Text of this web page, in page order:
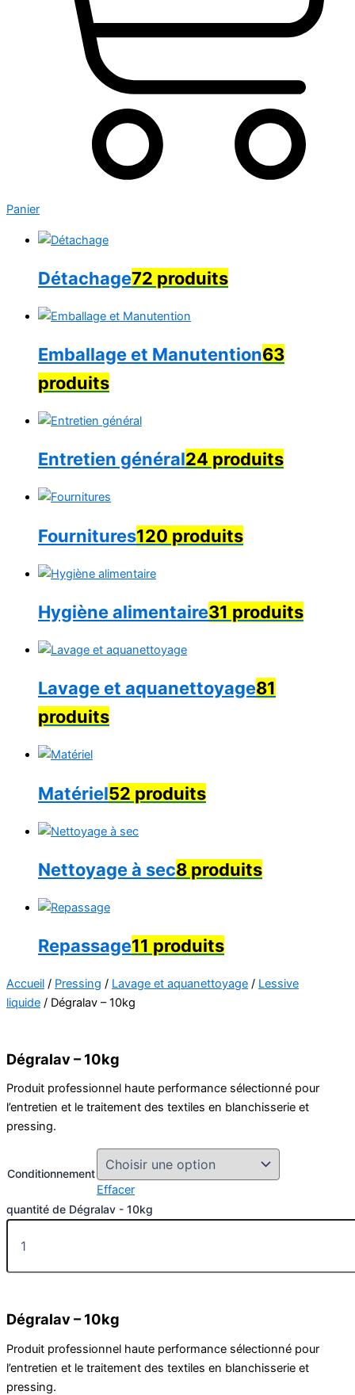
Panier
Détachage72 produits
Emballage et Manutention63
produits
Entretien général24 produits
Fournitures120 produits
Hygiène alimentaire31 produits
Lavage et aquanettoyage81
produits
Matériel52 produits
Nettoyage à sec8 produits
Repassage11 produits
Accueil / Pressing / Lavage et aquanettoyage / Lessive
liquide / Dégralav – 10kg
Dégralav – 10kg
Produit professionnel haute performance sélectionné pour
l’entretien et le traitement des textiles en blanchisserie et
pressing.
Conditionnement
Effacer
quantité de Dégralav - 10kg
Dégralav – 10kg
Produit professionnel haute performance sélectionné pour
l’entretien et le traitement des textiles en blanchisserie et
pressing.